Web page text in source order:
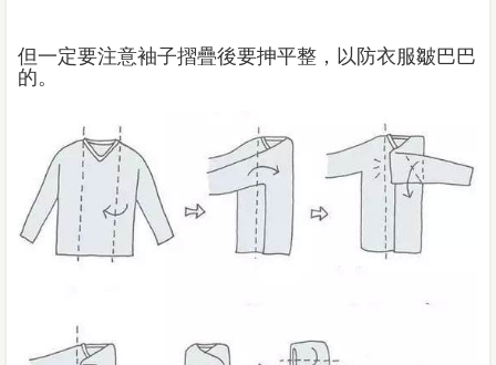
但一定要注意袖子摺疊後要抻平整，以防衣服皺巴巴
的。